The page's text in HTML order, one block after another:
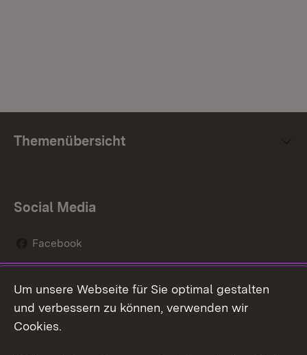
Themenübersicht
Social Media
Facebook
Social Wall
Youtube
Um unsere Webseite für Sie optimal gestalten
und verbessern zu können, verwenden wir
Cookies.